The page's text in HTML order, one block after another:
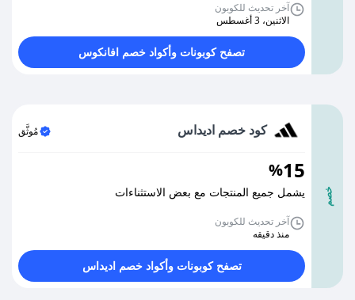
آخر تحديث للكوبون
الاثنين، 3 أغسطس
تصفح كوبونات وأكواد خصم افانكوس
خصم
كود خصم اديداس مُوثَّق
15
%
يشمل جميع المنتجات مع بعض الاستثناءات
آخر تحديث للكوبون
منذ دقيقه
تصفح كوبونات وأكواد خصم اديداس